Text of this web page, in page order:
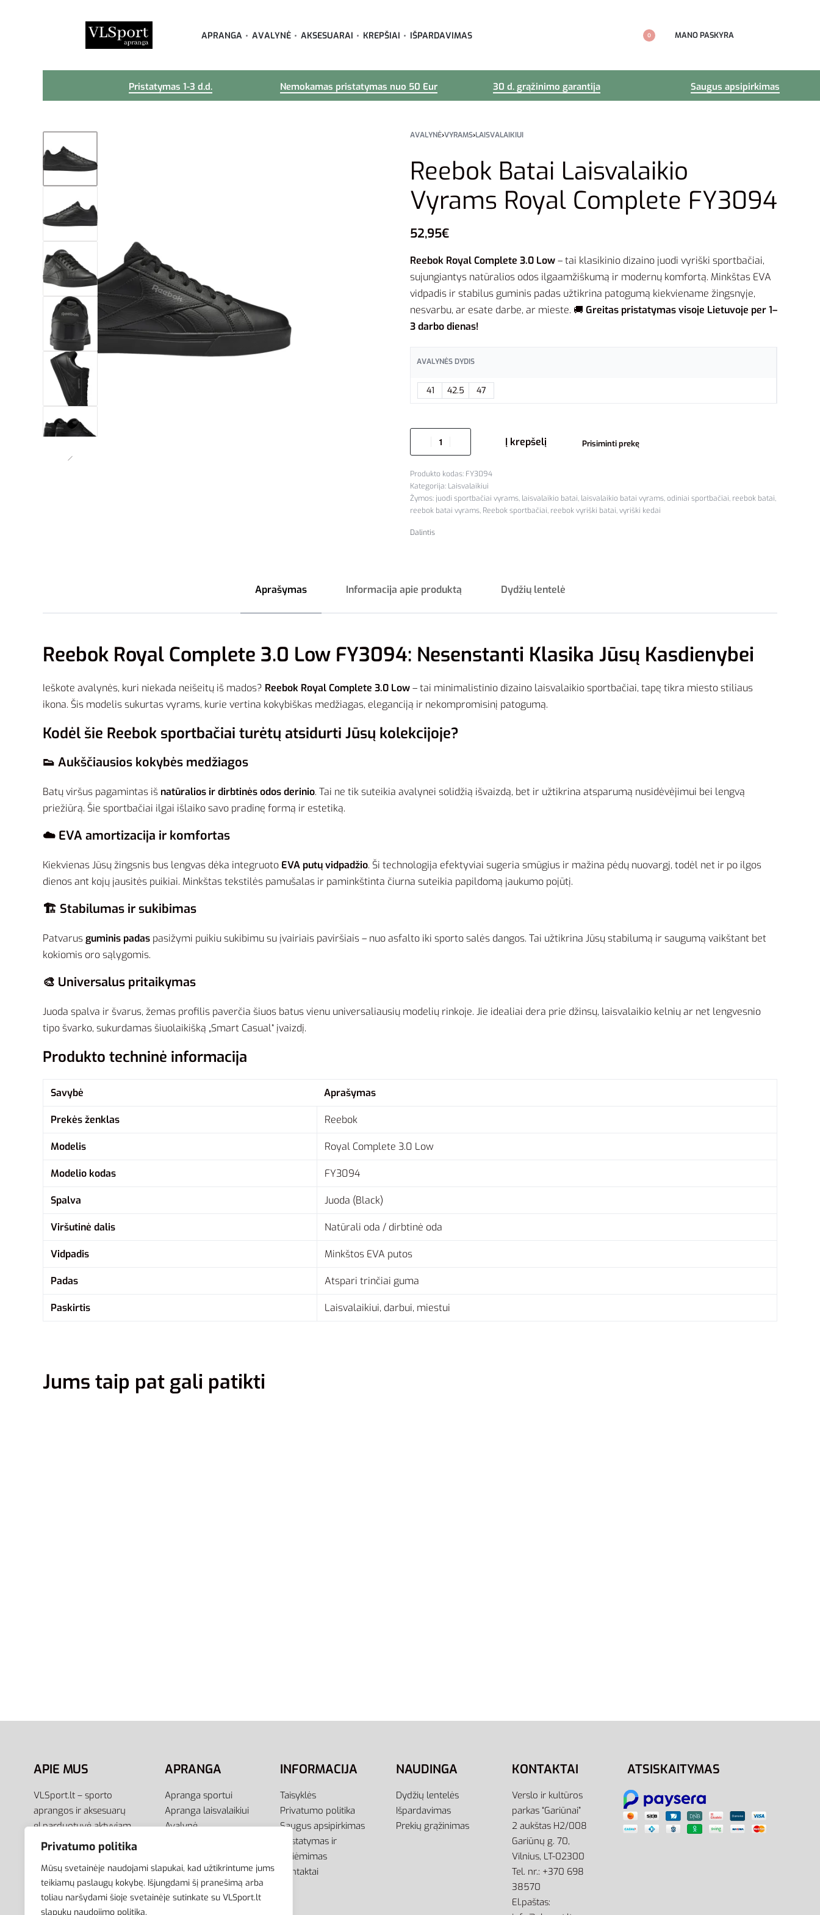
Privatumo politika
Mūsų svetainėje naudojami slapukai, kad užtikrintume jums
teikiamų paslaugų kokybę. Išjungdami šį pranešimą arba
toliau naršydami šioje svetainėje sutinkate su VLSport.lt
slapukų naudojimo politika.
APRANGA AVALYNĖ AKSESUARAI KREPŠIAI IŠPARDAVIMAS 0 MANO PASKYRA
Pristatymas 1-3 d.d. Nemokamas pristatymas nuo 50 Eur 30 d. grąžinimo garantija Saugus apsipirkimas
AVALYNĖ›VYRAMS›LAISVALAIKIUI
Reebok Batai Laisvalaikio
Vyrams Royal Complete FY3094
52,95€
Reebok Royal Complete 3.0 Low– tai klasikinio dizaino juodi vyriški sportbačiai,
sujungiantys natūralios odos ilgaamžiškumą ir modernų komfortą. Minkštas EVA
vidpadis ir stabilus guminis padas užtikrina patogumą kiekviename žingsnyje,
nesvarbu, ar esate darbe, ar mieste. 🚚 Greitas pristatymas visoje Lietuvoje per 1–
3 darbo dienas!
AVALYNĖS DYDIS
41 42.5 47
Į krepšelį Prisiminti prekę
FY3094
Kategorija: Laisvalaikiui
Žymos: juodi sportbačiai vyrams, laisvalaikio batai, laisvalaikio batai vyrams,odiniai sportbačiai, reebok batai,
reebok batai vyrams, Reebok sportbačiai, reebok vyriški batai,vyriški kedai
Dalintis
Aprašymas Informacija apie produktą Dydžių lentelė
Reebok Royal Complete 3.0 Low FY3094: Nesenstanti Klasika Jūsų Kasdienybei
Ieškote avalynės, kuri niekada neišeitų iš mados? Reebok Royal Complete 3.0 Low– tai minimalistinio dizaino laisvalaikio sportbačiai, tapę tikra miesto stiliaus
ikona. Šis modelis sukurtas vyrams, kurie vertina kokybiškas medžiagas, eleganciją ir nekompromisinį patogumą.
Kodėl šie Reebok sportbačiai turėtų atsidurti Jūsų kolekcijoje?
👟 Aukščiausios kokybės medžiagos
Batų viršus pagamintas iš natūralios ir dirbtinės odos derinio. Tai ne tik suteikia avalynei solidžią išvaizdą, bet ir užtikrina atsparumą nusidėvėjimui bei lengvą
priežiūrą. Šie sportbačiai ilgai išlaiko savo pradinę formą ir estetiką.
☁️ EVA amortizacija ir komfortas
Kiekvienas Jūsų žingsnis bus lengvas dėka integruoto EVA putų vidpadžio. Ši technologija efektyviai sugeria smūgius ir mažina pėdų nuovargį, todėl net ir po ilgos
dienos ant kojų jausitės puikiai. Minkštas tekstilės pamušalas ir paminkštinta čiurna suteikia papildomą jaukumo pojūtį.
🏗️ Stabilumas ir sukibimas
Patvarusguminis padas pasižymi puikiu sukibimu su įvairiais paviršiais – nuo asfalto iki sporto salės dangos. Tai užtikrina Jūsų stabilumą ir saugumą vaikštant bet
kokiomis oro sąlygomis.
🎨 Universalus pritaikymas
Juoda spalva ir švarus, žemas profilis paverčia šiuos batus vienu universaliausių modelių rinkoje. Jie idealiai dera prie džinsų, laisvalaikio kelnių ar net lengvesnio
tipo švarko, sukurdamas šiuolaikišką „Smart Casual“ įvaizdį.
Produkto techninė informacija
Savybė Aprašymas
Prekės ženklas Reebok
Modelis Royal Complete 3.0 Low
Modelio kodas FY3094
Spalva Juoda (Black)
Viršutinė dalis Natūrali oda / dirbtinė oda
Vidpadis Minkštos EVA putos
Padas Atspari trinčiai guma
Paskirtis Laisvalaikiui, darbui, miestui
Jums taip pat gali patikti
Pasirinkti savybes
APIE MUS
VLSport.lt – sporto
aprangos ir aksesuarų
el.parduotuvė aktyviam
gyvenimo būdui. Čia rasite
aprangą visai šeimai –
vyrams, moterims bei
vaikams.
APRANGA
Apranga sportui
Apranga laisvalaikiui
Avalynė
INFORMACIJA
Taisyklės
Privatumo politika
Saugus apsipirkimas
Pristatymas ir
atsiėmimas
Kontaktai
NAUDINGA
Dydžių lentelės
Išpardavimas
Prekių grąžinimas
KONTAKTAI
Verslo ir kultūros
parkas “Gariūnai”
2 aukštas H2/008
Gariūnų g. 70,
Vilnius, LT-02300
Tel. nr.: +370 698
38570
El.paštas:
ATSISKAITYMAS